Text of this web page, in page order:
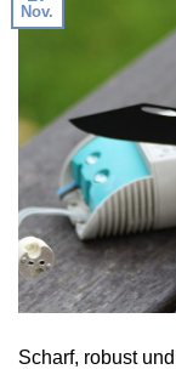
Nov.
Scharf, robust